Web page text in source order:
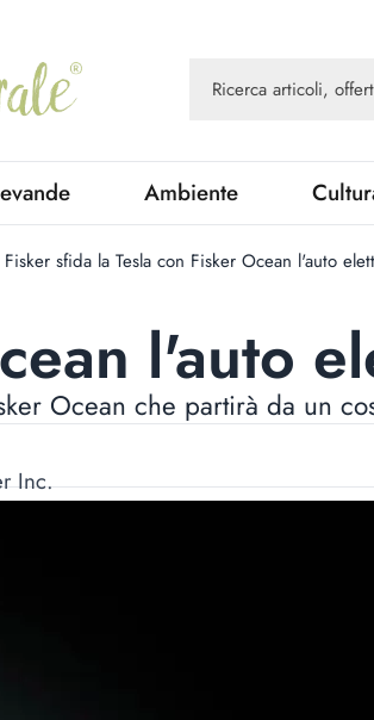
Ambiente
Fisker sfida la Tesla con Fisker Ocean l'auto
l'auto
Ocean che partirà da un
Inc.